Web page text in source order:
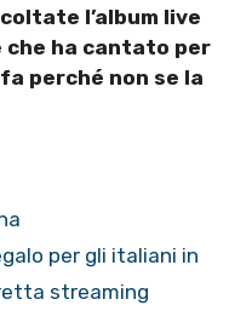
l’album live
ha cantato per
perché non se la
per gli italiani in
streaming